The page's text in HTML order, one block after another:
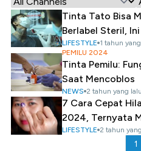
Tinta Tato Bisa
Berlabel Steril,
LIFESTYLE 1 tahun
PEMILU 2024
Tinta Pemilu:
Saat Mencoblos
NEWS 2 tahun yang lalu
7 Cara Cepat
2024, Ternyata
LIFESTYLE 2 tahun
1